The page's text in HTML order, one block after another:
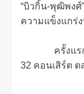
“บิวกิ้น-พุฒิพงศ์
ความแข็งแกร่
ครั้งแ
32 คอนเสิร์ต ต